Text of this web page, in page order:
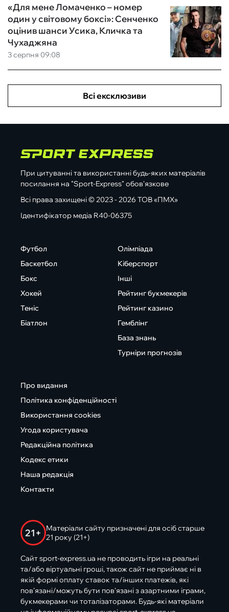
3 серпня 09:08
«Для мене Ломаченко – номер
один у світовому боксі»: Сенченко
оцінив шанси Усика, Кличка та
Чухаджяна
Всі ексклюзиви
При цитуванні та використанні будь-яких матеріалів
посилання на "Sport-Express" обов'язкове
Всі права захищені © 2023 - 2026 ТОВ «ПМХ»
Ідентифікатор медіа R40-06375
Футбол
Баскетбол
Бокс
Хокей
Теніс
Біатлон
Олімпіада
Кіберспорт
Інші
Рейтинг букмекерів
Рейтинг казино
Гемблінг
База знань
Турніри прогнозів
Про видання
Політика конфіденційності
Використання cookies
Угода користувача
Редакційна політика
Кодекс етики
Наша редакція
Контакти
21+
Матеріали сайту призначені для осіб старше
21 року (21+)
Сайт sport-express.ua не проводить ігри на реальні
та/або віртуальні гроші, також сайт не приймає ні в
якій формі оплату ставок та/інших платежів, які
пов’язані/можуть бути пов’язані з азартними іграми,
букмекерами чи тоталізаторами. Будь-які матеріали